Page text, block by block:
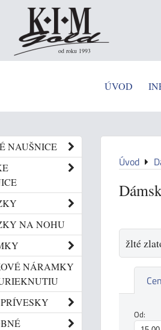
od roku 1993
ÚVOD
Úvod
žlté
Od:
NAUŠNICE
NA NOHU
NÁRAMKY